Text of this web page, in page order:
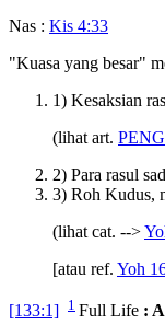
Nas : Kis 4:33
"Kuasa yang besar"
1) Kesaksian
(lihat art.
2) Para rasul
3) Roh Kudus,
(lihat cat. -->
[atau ref. Yoh
[133:1] 1 Full Life :